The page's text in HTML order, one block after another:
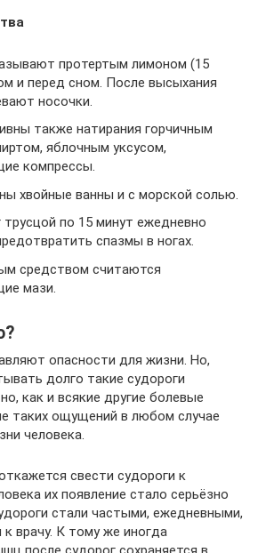
протертым лимоном (15
и перед сном. После высыхания
носочки.
также натирания горчичным
яблочным уксусом,
компрессы.
хвойные ванны и с морской солью.
трусцой по 15 минут ежедневно
спазмы в ногах.
средством считаются
мази.
опасности для жизни. Но,
долго такие судороги
как и всякие другие болевые
таких ощущений в любом случае
человека.
свести судороги к
их появление стало серьёзно
стали частыми, ежедневными,
врачу. К тому же иногда